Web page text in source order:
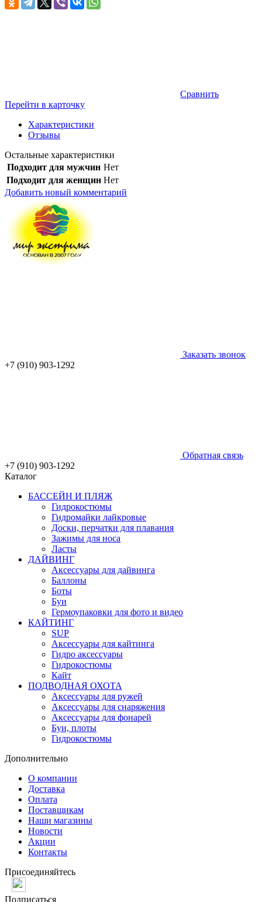
Сравнить
Перейти в карточку
Характеристики
Отзывы
Остальные характеристики
Подходит для мужчин Нет
Подходит для женщин Нет
Добавить новый комментарий
Заказать звонок
+7 (910) 903-1292
Обратная связь
+7 (910) 903-1292
Каталог
БАССЕЙН И ПЛЯЖ
Гидрокостюмы
Гидромайки лайкровые
Доски, перчатки для плавания
Зажимы для носа
Ласты
ДАЙВИНГ
Аксессуары для дайвинга
Баллоны
Боты
Буи
Гермоупаковки для фото и видео
КАЙТИНГ
SUP
Аксессуары для кайтинга
Гидро аксессуары
Гидрокостюмы
Кайт
ПОДВОДНАЯ ОХОТА
Аксессуары для ружей
Аксессуары для снаряжения
Аксессуары для фонарей
Буи, плоты
Гидрокостюмы
Дополнительно
О компании
Доставка
Оплата
Поставщикам
Наши магазины
Новости
Акции
Контакты
Присоединяйтесь
Подписаться